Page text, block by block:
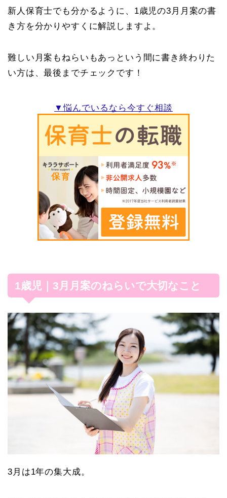
新人保育士でも分かるように、1歳児の3月月案の書
き方を分かりやすくに解説しますよ。
難しい月案もねらいもあっという間に書き終わりた
い方は、最後までチェックです！
▼悩んでいるなら今すぐ相談
1歳児｜3月月案のねらいで大切なこと
3月は1年の集大成。